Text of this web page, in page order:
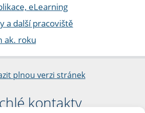
eLearning
a další pracoviště
ak. roku
plnou verzi stránek
kontakty